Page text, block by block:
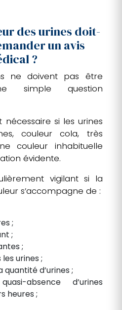
des urines doit-
un avis
?
ne doivent pas être
simple question
nécessaire si les urines
couleur cola, très
couleur inhabituelle
évidente.
vigilant si la
s’accompagne de :
;
;
;
urines ;
d’urines ;
absence d’urines
heures ;